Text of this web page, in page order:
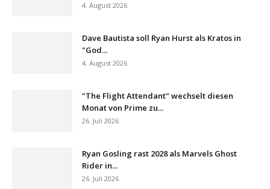
4. August 2026
Dave Bautista soll Ryan Hurst als Kratos in
"God...
4. August 2026
"The Flight Attendant" wechselt diesen
Monat von Prime zu...
26. Juli 2026
Ryan Gosling rast 2028 als Marvels Ghost
Rider in...
26. Juli 2026